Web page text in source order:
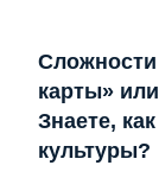
карты»
Знаете,
культуры?